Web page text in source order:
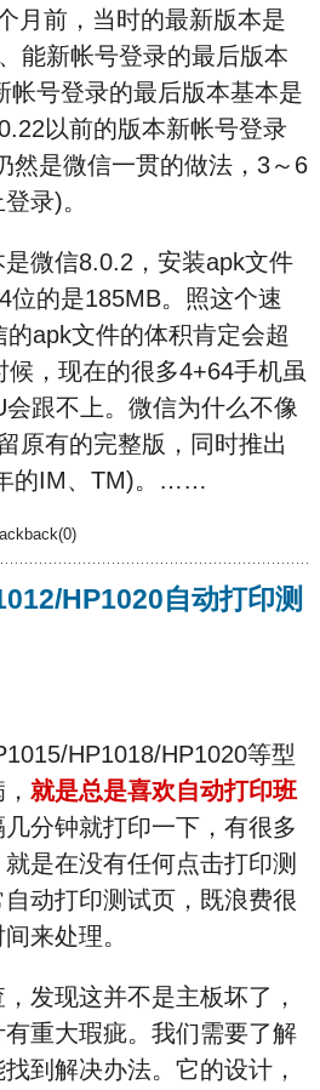
月前，当时的最新版本是
能新帐号登录的最后版本
帐号登录的最后版本基本是
以前的版本新帐号登录
然是微信一贯的做法，3～6
录)。
微信8.0.2，安装apk文件
位的是185MB。照这个速
apk文件的体积肯定会超
，现在的很多4+64手机虽
跟不上。微信为什么不像
原有的完整版，同时推出
的IM、TM)。……
HP1020自动打印测
HP1018/HP1020等型
就是总是喜欢自动打印班
分钟就打印一下，有很多
是在没有任何点击打印测
动打印测试页，既浪费很
来处理。
发现这并不是主板坏了，
重大瑕疵。我们需要了解
到解决办法。它的设计，